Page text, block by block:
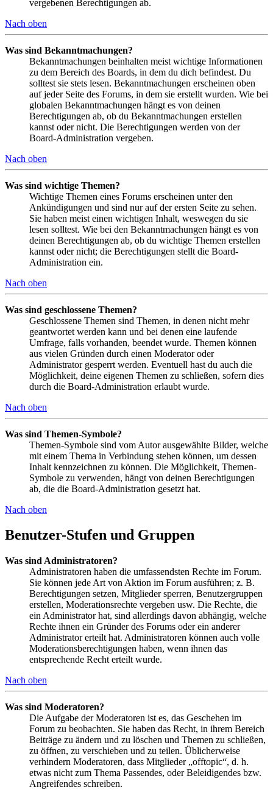
vergebenen Berechtigungen ab.
Nach oben
Was sind Bekanntmachungen?
Bekanntmachungen beinhalten meist wichtige Informationen
zu dem Bereich des Boards, in dem du dich befindest. Du
solltest sie stets lesen. Bekanntmachungen erscheinen oben
auf jeder Seite des Forums, in dem sie erstellt wurden. Wie bei
globalen Bekanntmachungen hängt es von deinen
Berechtigungen ab, ob du Bekanntmachungen erstellen
kannst oder nicht. Die Berechtigungen werden von der
Board-Administration vergeben.
Nach oben
Was sind wichtige Themen?
Wichtige Themen eines Forums erscheinen unter den
Ankündigungen und sind nur auf der ersten Seite zu sehen.
Sie haben meist einen wichtigen Inhalt, weswegen du sie
lesen solltest. Wie bei den Bekanntmachungen hängt es von
deinen Berechtigungen ab, ob du wichtige Themen erstellen
kannst oder nicht; die Berechtigungen stellt die Board-
Administration ein.
Nach oben
Was sind geschlossene Themen?
Geschlossene Themen sind Themen, in denen nicht mehr
geantwortet werden kann und bei denen eine laufende
Umfrage, falls vorhanden, beendet wurde. Themen können
aus vielen Gründen durch einen Moderator oder
Administrator gesperrt werden. Eventuell hast du auch die
Möglichkeit, deine eigenen Themen zu schließen, sofern dies
durch die Board-Administration erlaubt wurde.
Nach oben
Was sind Themen-Symbole?
Themen-Symbole sind vom Autor ausgewählte Bilder, welche
mit einem Thema in Verbindung stehen können, um dessen
Inhalt kennzeichnen zu können. Die Möglichkeit, Themen-
Symbole zu verwenden, hängt von deinen Berechtigungen
ab, die die Board-Administration gesetzt hat.
Nach oben
Benutzer-Stufen und Gruppen
Was sind Administratoren?
Administratoren haben die umfassendsten Rechte im Forum.
Sie können jede Art von Aktion im Forum ausführen; z. B.
Berechtigungen setzen, Mitglieder sperren, Benutzergruppen
erstellen, Moderationsrechte vergeben usw. Die Rechte, die
ein Administrator hat, sind allerdings davon abhängig, welche
Rechte ihnen ein Gründer des Forums oder ein anderer
Administrator erteilt hat. Administratoren können auch volle
Moderationsberechtigungen haben, wenn ihnen das
entsprechende Recht erteilt wurde.
Nach oben
Was sind Moderatoren?
Die Aufgabe der Moderatoren ist es, das Geschehen im
Forum zu beobachten. Sie haben das Recht, in ihrem Bereich
Beiträge zu ändern und zu löschen und Themen zu schließen,
zu öffnen, zu verschieben und zu teilen. Üblicherweise
verhindern Moderatoren, dass Mitglieder „offtopic“, d. h.
etwas nicht zum Thema Passendes, oder Beleidigendes bzw.
Angreifendes schreiben.